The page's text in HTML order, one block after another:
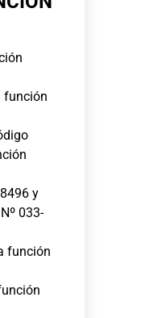
función
y
033-
función